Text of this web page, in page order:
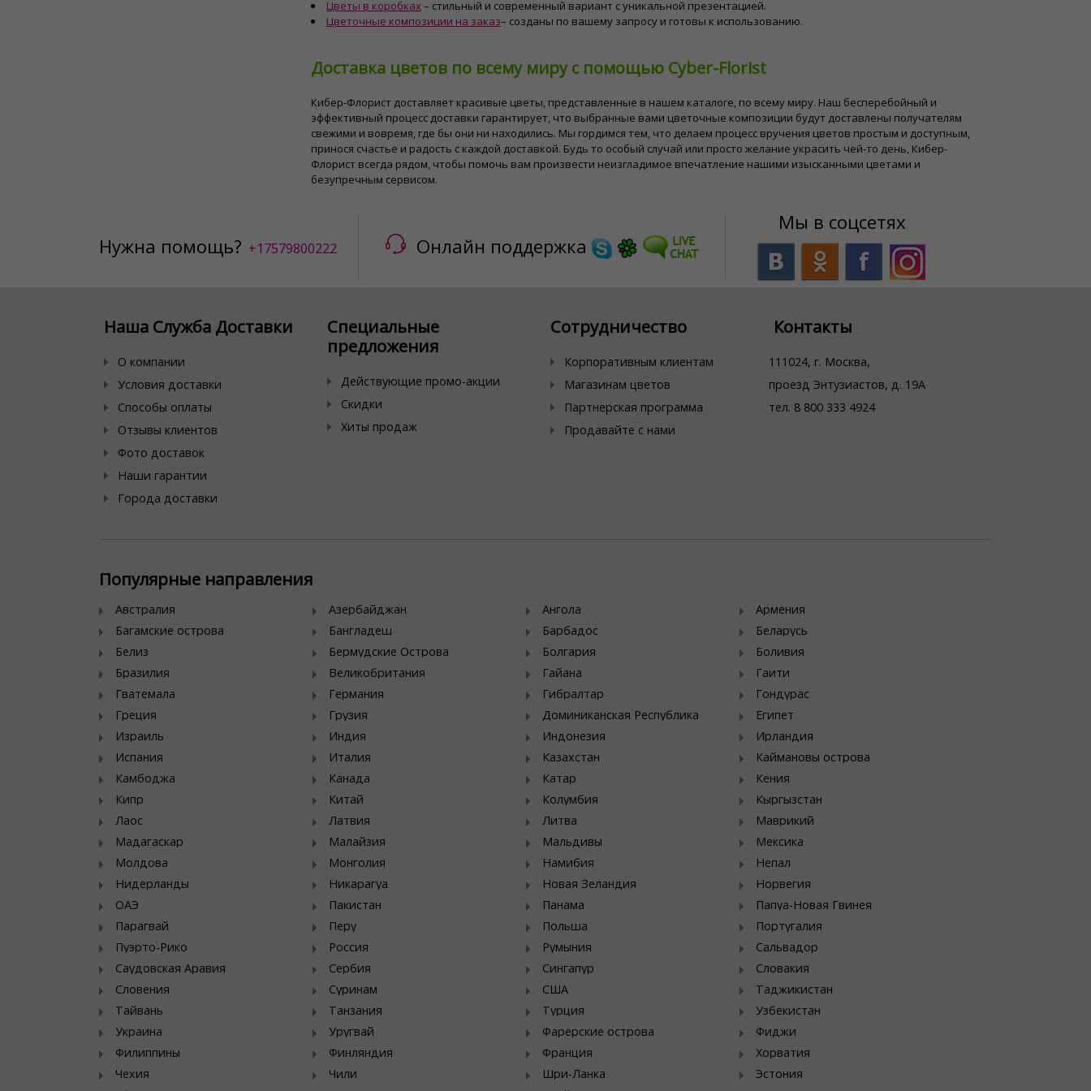
Цветы в коробках – стильный и современный вариант с уникальной презентацией.
Цветочные композиции на заказ– созданы по вашему запросу и готовы к использованию.
Доставка цветов по всему миру с помощью Cyber-Florist
Кибер-Флорист доставляет красивые цветы, представленные в нашем каталоге, по всему миру. Наш бесперебойный и
эффективный процесс доставки гарантирует, что выбранные вами цветочные композиции будут доставлены получателям
свежими и вовремя, где бы они ни находились. Мы гордимся тем, что делаем процесс вручения цветов простым и доступным,
принося счастье и радость с каждой доставкой. Будь то особый случай или просто желание украсить чей-то день, Кибер-
Флорист всегда рядом, чтобы помочь вам произвести неизгладимое впечатление нашими изысканными цветами и
безупречным сервисом.
Нужна помощь? +17579800222 Онлайн поддержка
Мы в соцсетях
Наша Служба Доставки
О компании
Условия доставки
Способы оплаты
Отзывы клиентов
Фото доставок
Наши гарантии
Города доставки
Специальные
предложения
Действующие промо-акции
Скидки
Хиты продаж
Сотрудничество
Корпоративным клиентам
Магазинам цветов
Партнерская программа
Продавайте с нами
Контакты
111024, г. Москва,
проезд Энтузиастов, д. 19А
тел. 8 800 333 4924
Популярные направления
Австралия Азербайджан Ангола
Армения
Багамские острова
Бангладеш Барбадос
Беларусь
Белиз
Бермудские Острова Болгария
Боливия
Бразилия
Великобритания Гайана
Гаити
Гватемала
Германия Гибралтар
Гондурас
Греция
Грузия Доминиканская Республика
Египет
Израиль
Индия Индонезия
Ирландия
Испания
Италия Казахстан
Каймановы острова
Камбоджа
Канада Катар
Кения
Кипр
Китай Колумбия
Кыргызстан
Лаос
Латвия Литва
Маврикий
Мадагаскар
Малайзия Мальдивы
Мексика
Молдова
Монголия Намибия
Непал
Нидерланды
Никарагуа Новая Зеландия
Норвегия
ОАЭ
Пакистан Панама
Папуа-Новая Гвинея
Парагвай
Перу Польша
Португалия
Пуэрто-Рико
Россия Румыния
Сальвадор
Саудовская Аравия
Сербия Сингапур
Словакия
Словения
Суринам США
Таджикистан
Тайвань
Танзания Турция
Узбекистан
Украина
Уругвай Фарерские острова
Фиджи
Филиппины
Финляндия Франция
Хорватия
Чехия
Чили Шри-Ланка
Эстония